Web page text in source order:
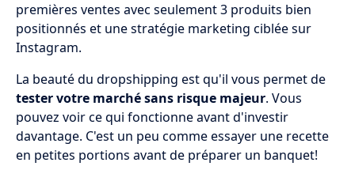
premières ventes avec seulement 3 produits bien
positionnés et une stratégie marketing ciblée sur
Instagram.
La beauté du dropshipping est qu'il vous permet de
tester votre marché sans risque majeur. Vous
pouvez voir ce qui fonctionne avant d'investir
davantage. C'est un peu comme essayer une recette
en petites portions avant de préparer un banquet!